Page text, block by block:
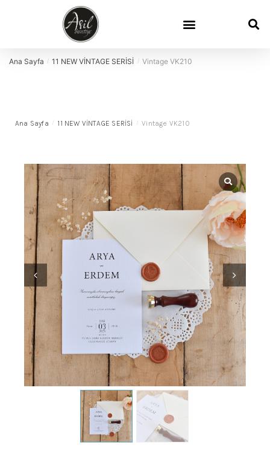
Ana Sayfa / 11 NEW VİNTAGE SERİSİ / Vintage VK210
Ana Sayfa / 11 NEW VİNTAGE SERİSİ / Vintage VK210